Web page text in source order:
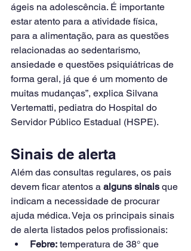
ágeis na adolescência. É importante
estar atento para a atividade física,
para a alimentação, para as questões
relacionadas ao sedentarismo,
ansiedade e questões psiquiátricas de
forma geral, já que é um momento de
muitas mudanças”, explica Silvana
Vertematti, pediatra do Hospital do
Servidor Público Estadual (HSPE).
Sinais de alerta
Além das consultas regulares, os pais
devem ficar atentos a alguns sinais que
indicam a necessidade de procurar
ajuda médica. Veja os principais sinais
de alerta listados pelos profissionais:
Febre: temperatura de 38° que